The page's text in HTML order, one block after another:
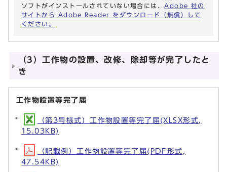
ソフトがインストールされていない場合には、 Adobe 社の
サイトから Adobe Reader をダウンロード（無償）して
ください。
（3）工作物の設置、改修、除却等が完了したと
き
工作物設置等完了届
（第3号様式）工作物設置等完了届(XLSX形式,
15.03KB)
（記載例）工作物設置等完了届(PDF形式,
47.54KB)